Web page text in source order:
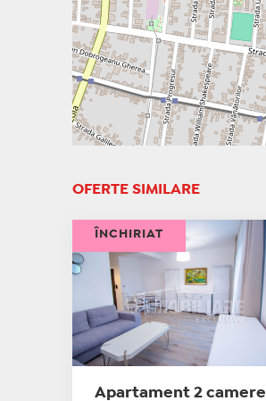
OFERTE SIMILARE
Apartament 2 camere
ÎNCHIRIAT